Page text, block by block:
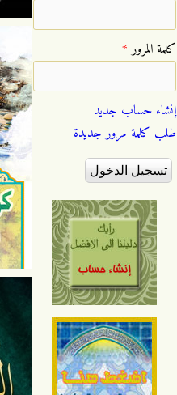
‏كلمة المرور ‏*
إنشاء حساب جديد
طلب كلمة مرور جديدة